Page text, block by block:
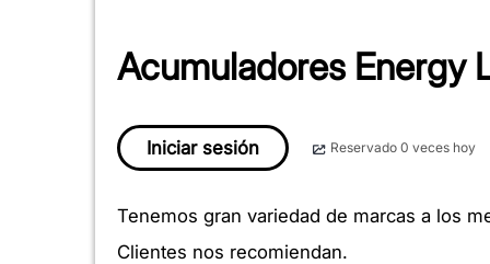
Acumuladores Energy
Iniciar sesión Reservado 0 veces hoy
Tenemos gran variedad de marcas a los
Clientes nos recomiendan.